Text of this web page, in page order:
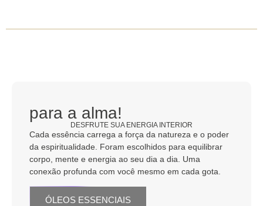
para a alma!
DESFRUTE SUA ENERGIA INTERIOR
Cada essência carrega a força da natureza e o poder
da espiritualidade. Foram escolhidos para equilibrar
corpo, mente e energia ao seu dia a dia. Uma
conexão profunda com você mesmo em cada gota.
ÓLEOS ESSENCIAIS